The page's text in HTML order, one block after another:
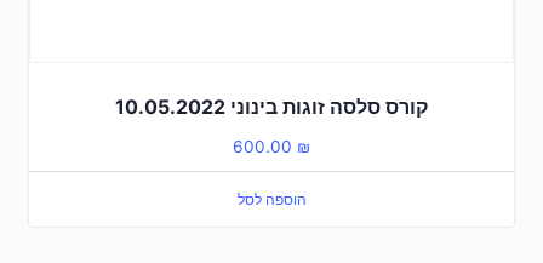
קורס סלסה זוגות בינוני 10.05.2022
600.00 ₪
הוספה לסל